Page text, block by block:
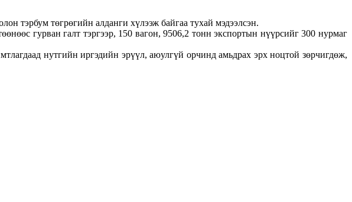
тэрбум төгрөгийн алданги хүлээж байгаа тухай мэдээлсэн.
гурван галт тэргээр, 150 вагон, 9506,2 тонн экспортын нүүрсийг 300 нурмаг
нутгийн иргэдийн эрүүл, аюулгүй орчинд амьдрах эрх ноцтой зөрчигдөж,